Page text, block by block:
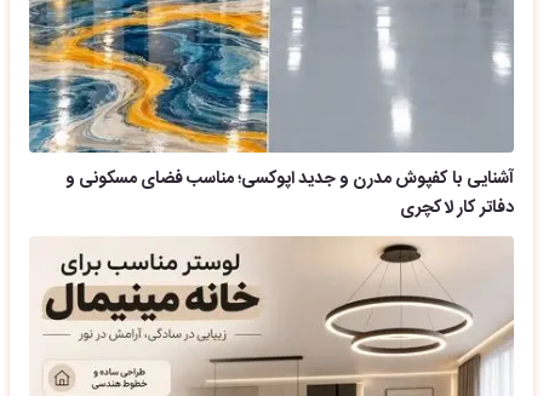
آشنایی با کفپوش مدرن و جدید اپوکسی؛ مناسب فضای مسکونی و
دفاتر کار لاکچری